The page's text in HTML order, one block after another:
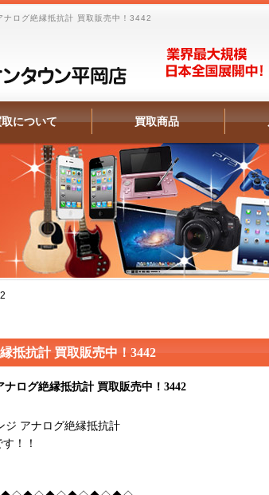
ナログ絶縁抵抗計 買取販売中！3442
について 買取商品
抵抗計 買取販売中！3442
ナログ絶縁抵抗計 買取販売中！3442
ジ アナログ絶縁抵抗計
！！